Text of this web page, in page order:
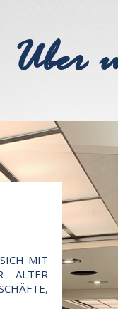
Uber
MIT
ALTER